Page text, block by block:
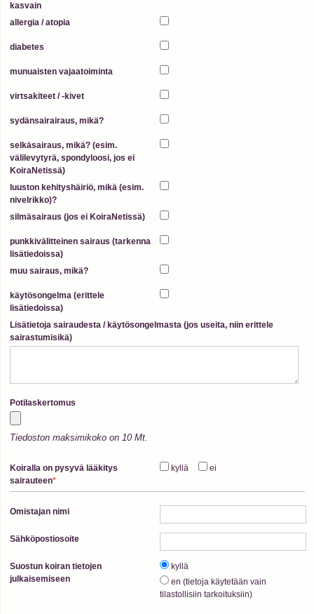
kasvain
allergia / atopia
diabetes
munuaisten vajaatoiminta
virtsakiteet / -kivet
sydänsairairaus, mikä?
selkäsairaus, mikä? (esim.
välilevytyrä, spondyloosi, jos ei
KoiraNetissä)
luuston kehityshäiriö, mikä (esim.
nivelrikko)?
silmäsairaus (jos ei KoiraNetissä)
punkkivälitteinen sairaus (tarkenna
lisätiedoissa)
muu sairaus, mikä?
käytösongelma (erittele
lisätiedoissa)
Lisätietoja sairaudesta / käytösongelmasta (jos useita, niin erittele
sairastumisikä)
Potilaskertomus
Tiedoston maksimikoko on 10 Mt.
Koiralla on pysyvä lääkitys
sairauteen*
kyllä ei
Omistajan nimi
Sähköpostiosoite
Suostun koiran tietojen
julkaisemiseen
kyllä
en (tietoja käytetään vain
tilastollisiin tarkoituksiin)